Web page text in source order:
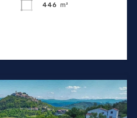
446 m²